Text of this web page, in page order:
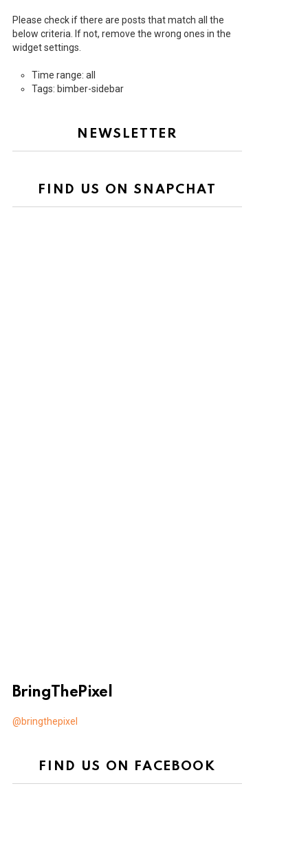
Please check if there are posts that match all the
below criteria. If not, remove the wrong ones in the
widget settings.
Time range: all
Tags: bimber-sidebar
NEWSLETTER
FIND US ON SNAPCHAT
BringThePixel
@bringthepixel
FIND US ON FACEBOOK